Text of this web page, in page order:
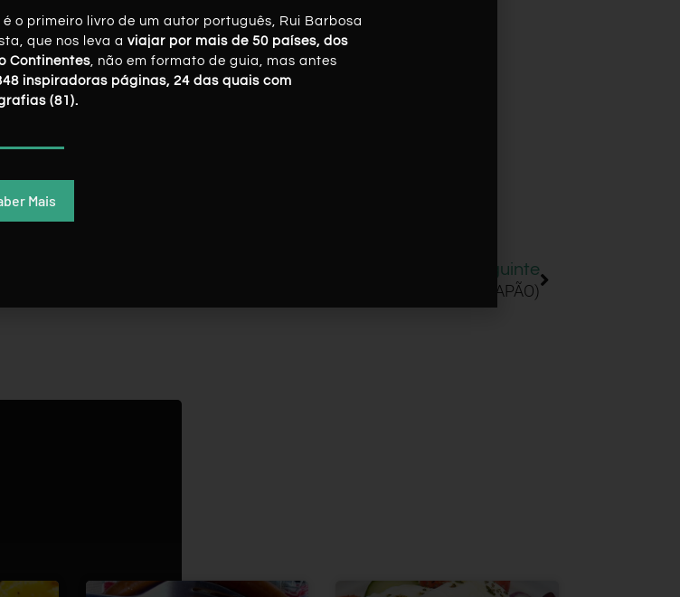
Seguinte
Toshikoshi Soba (JAPÃO)
é o primeiro livro de um autor português, Rui Barbosa
que nos leva a viajar por mais de 50 países, dos
Continentes, não em formato de guia, mas antes
inspiradoras páginas, 24 das quais com
(81).
Mais